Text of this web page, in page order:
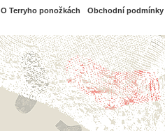
O Terryho ponožkách Obchodní podmínky
PayPal